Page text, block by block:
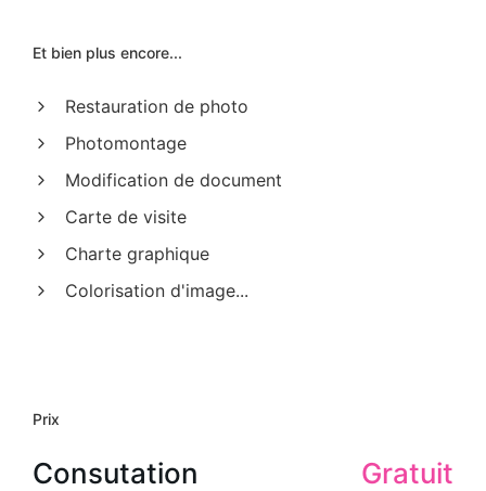
Et bien plus encore...
Restauration de photo
Photomontage
Modification de document
Carte de visite
Charte graphique
Colorisation d'image...
Prix
Consutation
Gratuit